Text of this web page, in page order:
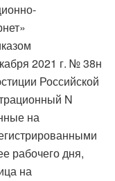
2021 г. № 38н
Российской
N
на
рабочего дня,
на